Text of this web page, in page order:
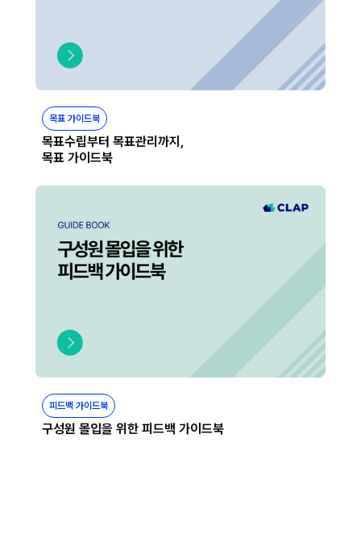
목표 가이드북
목표수립부터 목표관리까지,
목표 가이드북
피드백 가이드북
구성원 몰입을 위한 피드백 가이드북